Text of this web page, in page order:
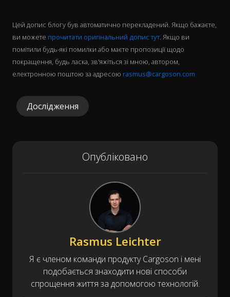
Цей допис блогу був автоматично перекладений. Якщо бажаєте,
ви можете прочитати оригінальний допис тут. Якщо ви
помітили будь-які помилки або маєте пропозиції щодо
покращення, будь ласка, зв'яжіться зі мною, автором,
електронною поштою за адресою rasmus@cargoson.com
Дослідження
Опубліковано
Rasmus Leichter
Я є членом команди продукту Cargoson і мені
подобається знаходити нові способи
спрощення життя за допомогою технологій.